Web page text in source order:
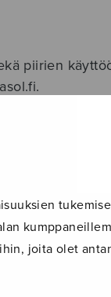
joita olet
piirien